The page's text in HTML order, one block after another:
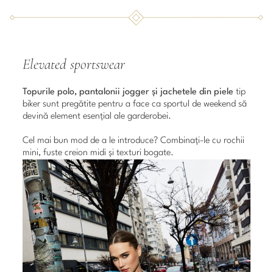
Elevated sportswear
Topurile polo, pantalonii jogger și jachetele din piele tip
biker sunt pregătite pentru a face ca sportul de weekend să
devină element esențial ale garderobei.
Cel mai bun mod de a le introduce? Combinați-le cu rochii
mini, fuste creion midi și texturi bogate.